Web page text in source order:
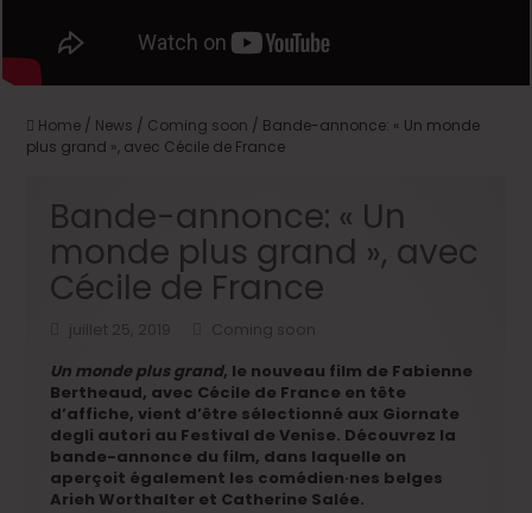
Home / News / Coming soon / Bande-annonce: « Un monde
plus grand », avec Cécile de France
Bande-annonce: « Un
monde plus grand », avec
Cécile de France
juillet 25, 2019
Coming soon
Un monde plus grand, le nouveau film de Fabienne
Bertheaud, avec Cécile de France en tête
d’affiche, vient d’être sélectionné aux Giornate
degli autori au Festival de Venise. Découvrez la
bande-annonce du film, dans laquelle on
aperçoit également les comédien·nes belges
Arieh Worthalter et Catherine Salée.